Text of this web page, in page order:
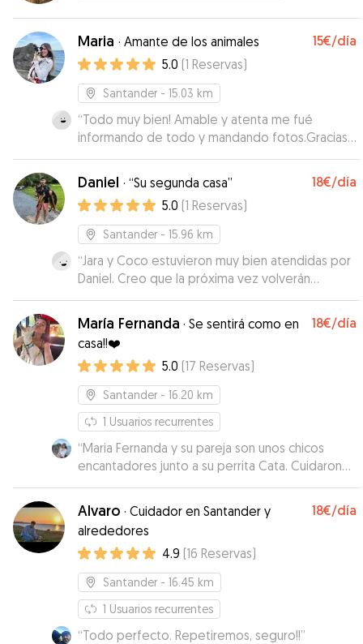
encantadores, Otto se enamoró nada más verla
y al recogerle estaba feliz, nada ansioso por
marcharse y muy limpio. A María se le nota que le
experiencia. Sin duda, me quedo con la
tranquilidad de haber encontrado una "mamá
adoptiva" para próximos viajes. Sí tenéis la
suerte de que tenga disponibilidad, no dudéis
Maria · Amante de los animales 15€/día
5.0 (1 Reservas)
Santander - 15.03 km
“Todo muy bien! Amable y atenta me fué
informando de todo y mandando fotos.Gracias
Maria 😉 🦮”
Daniel · “Su segunda casa” 18€/día
5.0 (1 Reservas)
Santander - 15.96 km
“Jara y Coco estuvieron muy bien atendidas por
Daniel. Creo que la próxima vez volverán
contentas. La comunicación con nosotros
también fue buena, nos envió fotos, vídeos...
Contaremos con él la próxima vez que
necesitemos dejar a nuestras peludas con
alguien”
María Fernanda · Se sentirá como en
casa!!❤️
18€/día
5.0 (17 Reservas)
Santander - 16.20 km
1 Usuarios recurrentes
“Maria Fernanda y su pareja son unos chicos
encantadores junto a su perrita Cata. Cuidaron
de Lola estupendamente, jugaron con ella, se
preocuparon de la alimentación de Lola porque
la cuesta bastante fuera de casa comer y
además me facilitaron bastante tanto llevar a
Lola como recogerla. Sin duda para repetir.
Alvaro · Cuidador en Santander y
alrededores
18€/día
4.9 (16 Reservas)
Santander - 16.45 km
1 Usuarios recurrentes
“Todo perfecto. Repetiremos, seguro!!”